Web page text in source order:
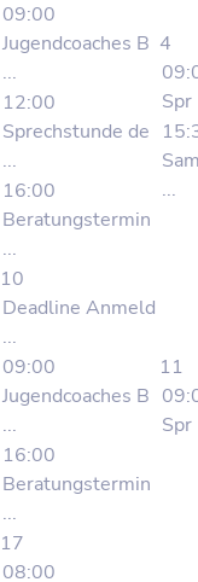
09:00
Jugendcoaches B
...
12:00
Sprechstunde de
...
16:00
Beratungstermin
...
4
Spr
...
10
Deadline Anmeld
...
09:00
Jugendcoaches B
...
16:00
Beratungstermin
...
11
Spr
17
08:00